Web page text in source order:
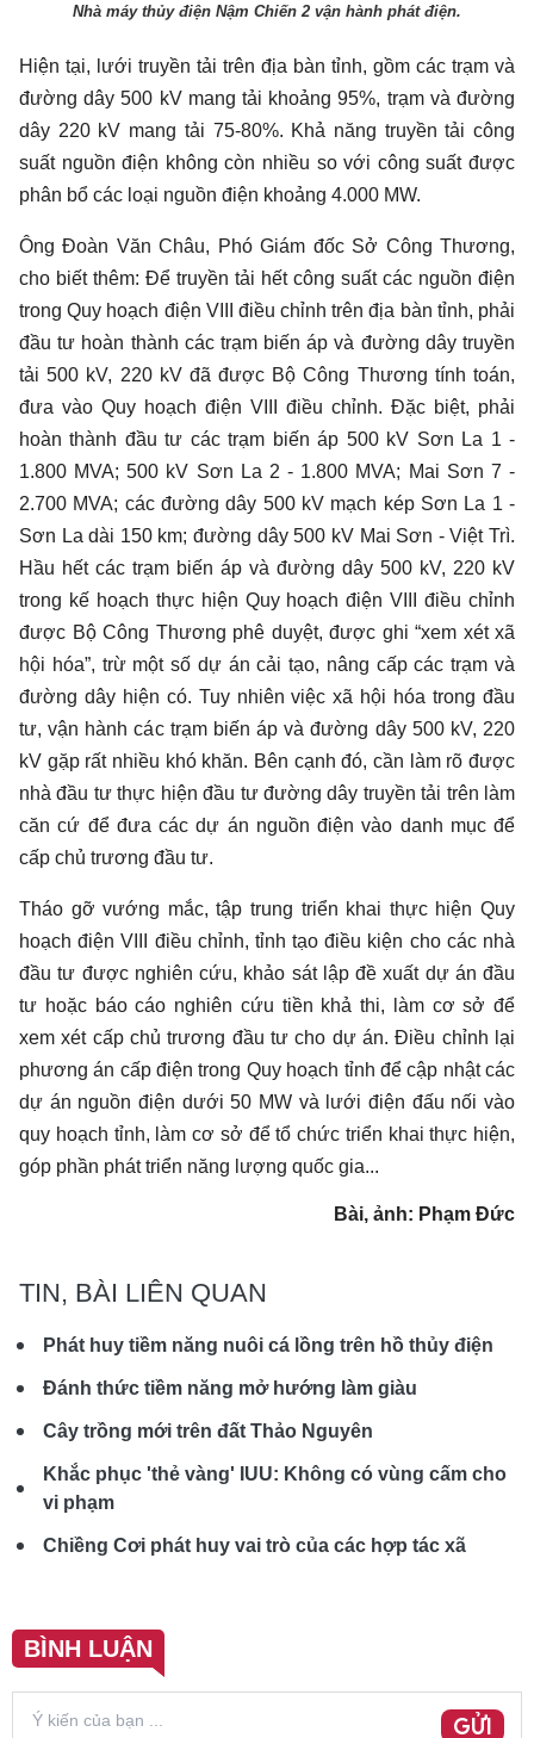
Nhà máy thủy điện Nậm Chiến 2 vận hành phát điện.
Hiện tại, lưới truyền tải trên địa bàn tỉnh, gồm các trạm và
đường dây 500 kV mang tải khoảng 95%, trạm và đường
dây 220 kV mang tải 75-80%. Khả năng truyền tải công
suất nguồn điện không còn nhiều so với công suất được
phân bổ các loại nguồn điện khoảng 4.000 MW.
Ông Đoàn Văn Châu, Phó Giám đốc Sở Công Thương,
cho biết thêm: Để truyền tải hết công suất các nguồn điện
trong Quy hoạch điện VIII điều chỉnh trên địa bàn tỉnh, phải
đầu tư hoàn thành các trạm biến áp và đường dây truyền
tải 500 kV, 220 kV đã được Bộ Công Thương tính toán,
đưa vào Quy hoạch điện VIII điều chỉnh. Đặc biệt, phải
hoàn thành đầu tư các trạm biến áp 500 kV Sơn La 1 -
1.800 MVA; 500 kV Sơn La 2 - 1.800 MVA; Mai Sơn 7 -
2.700 MVA; các đường dây 500 kV mạch kép Sơn La 1 -
Sơn La dài 150 km; đường dây 500 kV Mai Sơn - Việt Trì.
Hầu hết các trạm biến áp và đường dây 500 kV, 220 kV
trong kế hoạch thực hiện Quy hoạch điện VIII điều chỉnh
được Bộ Công Thương phê duyệt, được ghi “xem xét xã
hội hóa”, trừ một số dự án cải tạo, nâng cấp các trạm và
đường dây hiện có. Tuy nhiên việc xã hội hóa trong đầu
tư, vận hành các trạm biến áp và đường dây 500 kV, 220
kV gặp rất nhiều khó khăn. Bên cạnh đó, cần làm rõ được
nhà đầu tư thực hiện đầu tư đường dây truyền tải trên làm
căn cứ để đưa các dự án nguồn điện vào danh mục để
cấp chủ trương đầu tư.
Tháo gỡ vướng mắc, tập trung triển khai thực hiện Quy
hoạch điện VIII điều chỉnh, tỉnh tạo điều kiện cho các nhà
đầu tư được nghiên cứu, khảo sát lập đề xuất dự án đầu
tư hoặc báo cáo nghiên cứu tiền khả thi, làm cơ sở để
xem xét cấp chủ trương đầu tư cho dự án. Điều chỉnh lại
phương án cấp điện trong Quy hoạch tỉnh để cập nhật các
dự án nguồn điện dưới 50 MW và lưới điện đấu nối vào
quy hoạch tỉnh, làm cơ sở để tổ chức triển khai thực hiện,
góp phần phát triển năng lượng quốc gia...
Bài, ảnh: Phạm Đức
TIN, BÀI LIÊN QUAN
Phát huy tiềm năng nuôi cá lồng trên hồ thủy điện
Đánh thức tiềm năng mở hướng làm giàu
Cây trồng mới trên đất Thảo Nguyên
Khắc phục 'thẻ vàng' IUU: Không có vùng cấm cho
vi phạm
Chiềng Cơi phát huy vai trò của các hợp tác xã
BÌNH LUẬN
GỬI